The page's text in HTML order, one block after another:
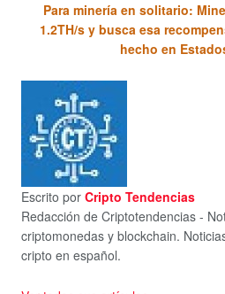
Para minería en solitario:
1.2TH/s y busca esa
hecho en
Escrito por Cripto Tendencias
Redacción de Criptotendencias -
criptomonedas y blockchain.
cripto en español.